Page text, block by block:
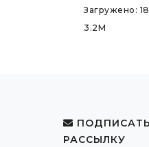
Загружено:
3.2M
РАССЫЛКУ